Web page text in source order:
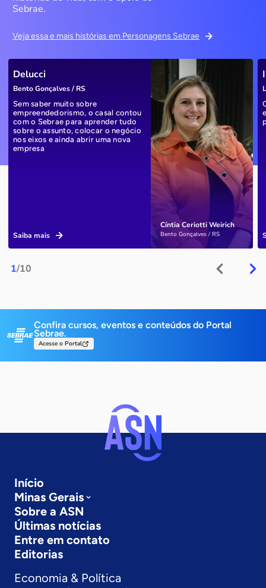
Sebrae.
Veja essa e mais histórias em Personagens Sebrae
1/10
Cíntia Ceriotti Weirich
Bento Gonçalves / RS
Delucci
Bento Gonçalves / RS
Sem saber muito sobre
empreendedorismo, o casal contou
com o Sebrae para aprender tudo
sobre o assunto, colocar o negócio
nos eixos e ainda abrir uma nova
empresa
Saiba mais
Confira cursos, eventos e conteúdos do Portal
Sebrae.
Acesse o Portal
Início
Minas Gerais
Sobre a ASN
Últimas notícias
Entre em contato
Editorias
Economia & Política